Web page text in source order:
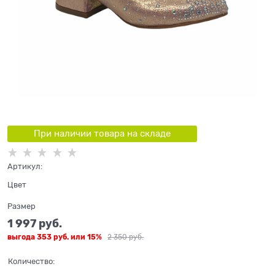
При наличии товара на складе
Артикул:
Цвет
Размер
2 350 руб.
1 997 руб.
выгода 353 руб. или 15%
Количество: